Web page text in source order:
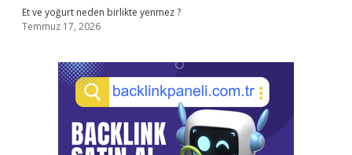
Et ve yoğurt neden birlikte yenmez ?
Temmuz 17, 2026